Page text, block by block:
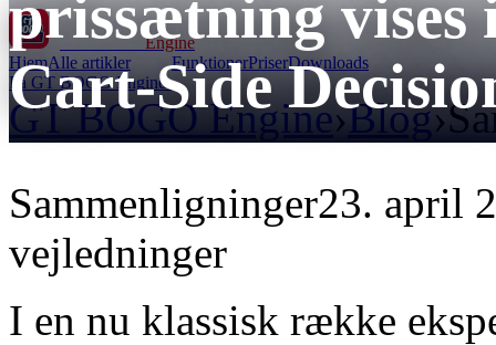
GT BOGOEngine
HjemAlle artikler FunktionerPriserDownloads
Få GT BOGO Engine →
GT BOGO Engine›Blog›
prissætning vises
Cart-Side
Sammenligninger23. april
vejledninger
I en nu klassisk række